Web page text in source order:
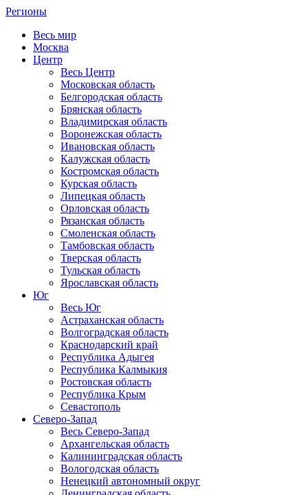
Регионы
Весь мир
Москва
Центр
Весь Центр
Московская область
Белгородская область
Брянская область
Владимирская область
Воронежская область
Ивановская область
Калужская область
Костромская область
Курская область
Липецкая область
Орловская область
Рязанская область
Смоленская область
Тамбовская область
Тверская область
Тульская область
Ярославская область
Юг
Весь Юг
Астраханская область
Волгоградская область
Краснодарский край
Республика Адыгея
Республика Калмыкия
Ростовская область
Республика Крым
Севастополь
Северо-Запад
Весь Северо-Запад
Архангельская область
Калининградская область
Вологодская область
Ненецкий автономный округ